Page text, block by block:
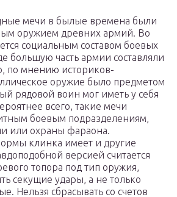
мечи в былые времена были
оружием древних армий. Во
социальным составом боевых
большую часть армии составляли
по мнению историков-
оружие было предметом
рядовой воин мог иметь у себя
всего, такие мечи
боевым подразделениям,
или охраны фараона.
клинка имеет и другие
версией считается
топора под тип оружия,
секущие удары, а не только
Нельзя сбрасывать со счетов